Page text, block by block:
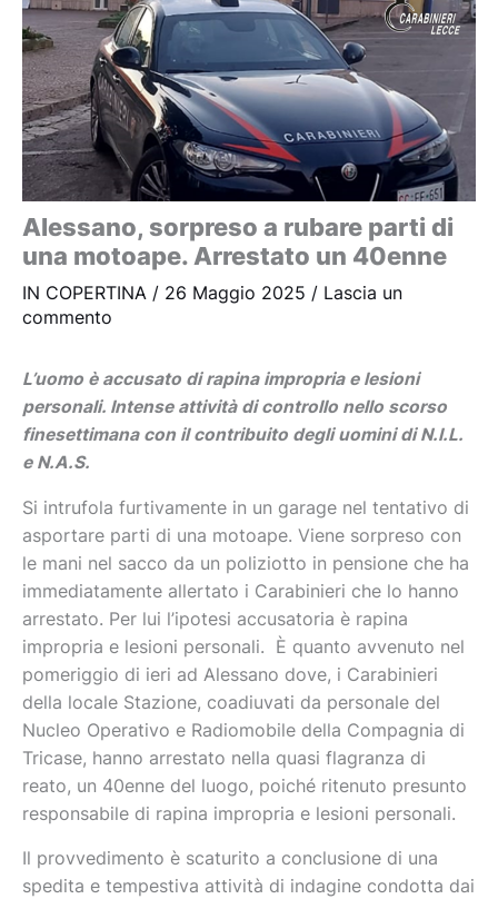
Alessano, sorpreso a rubare parti di
una motoape. Arrestato un 40enne
IN COPERTINA / 26 Maggio 2025 / Lascia un
commento
L’uomo è accusato di rapina impropria e lesioni
personali. Intense attività di controllo nello scorso
finesettimana con il contribuito degli uomini di N.I.L.
e N.A.S.
Si intrufola furtivamente in un garage nel tentativo di
asportare parti di una motoape. Viene sorpreso con
le mani nel sacco da un poliziotto in pensione che ha
immediatamente allertato i Carabinieri che lo hanno
arrestato. Per lui l’ipotesi accusatoria è rapina
impropria e lesioni personali. È quanto avvenuto nel
pomeriggio di ieri ad Alessano dove, i Carabinieri
della locale Stazione, coadiuvati da personale del
Nucleo Operativo e Radiomobile della Compagnia di
Tricase, hanno arrestato nella quasi flagranza di
reato, un 40enne del luogo, poiché ritenuto presunto
responsabile di rapina impropria e lesioni personali.
Il provvedimento è scaturito a conclusione di una
spedita e tempestiva attività di indagine condotta dai